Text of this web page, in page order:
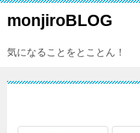
monjiroBLOG
気になることをとことん！